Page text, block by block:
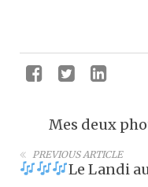
Mes deux
PREVIOUS ARTICLE
Le Landi